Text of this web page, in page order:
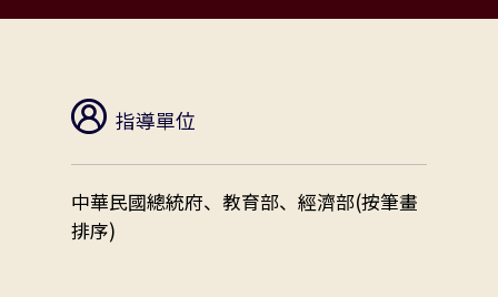
指導單位
中華民國總統府、教育部、經濟部(按筆畫
排序)